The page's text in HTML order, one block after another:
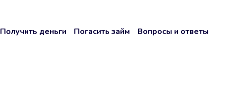
Получить деньги Погасить займ Вопросы и ответы